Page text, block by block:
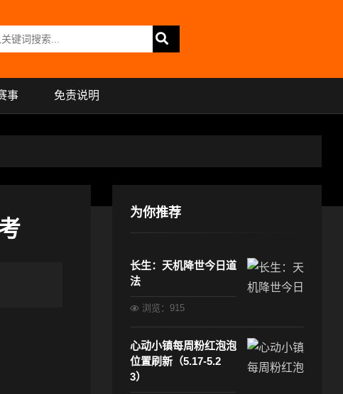
键词
事 免责说明
为你推荐
长生：天机降世今日道
法
浏览：915
心动小镇每周粉红泡泡
位置刷新（5.17-5.2
3）